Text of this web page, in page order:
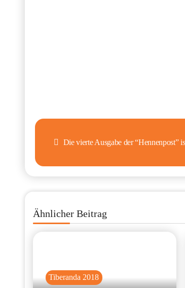
Beitragsnavigation
Die vierte Ausgabe der “Hennenpost”
Ähnlicher Beitrag
Tiberanda 2018